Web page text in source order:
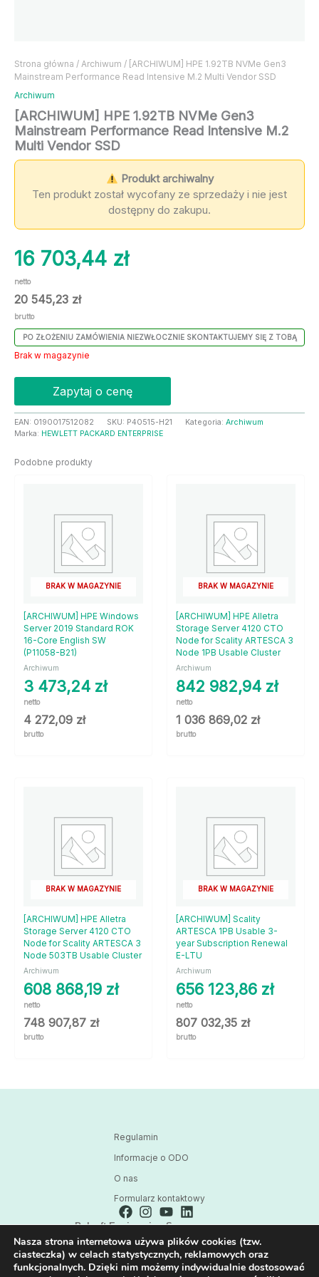
Strona główna / Archiwum / [ARCHIWUM] HPE 1.92TB NVMe Gen3
Mainstream Performance Read Intensive M.2 Multi Vendor SSD
Archiwum
[ARCHIWUM] HPE 1.92TB NVMe Gen3
Mainstream Performance Read Intensive M.2
Multi Vendor SSD
Produkt archiwalny
Ten produkt został wycofany ze sprzedaży i nie jest
dostępny do zakupu.
16 703,44 zł
netto
20 545,23 zł
brutto
PO ZŁOŻENIU ZAMÓWIENIA NIEZWŁOCZNIE SKONTAKTUJEMY SIĘ Z TOBĄ
Brak w magazynie
Zapytaj o cenę
EAN: 0190017512082 SKU: P40515-H21 Kategoria: Archiwum
Marka: HEWLETT PACKARD ENTERPRISE
Podobne produkty
BRAK W MAGAZYNIE
[ARCHIWUM] HPE Windows
Server 2019 Standard ROK
16-Core English SW
(P11058-B21)
Archiwum
3 473,24 zł
netto
4 272,09 zł
brutto
BRAK W MAGAZYNIE
[ARCHIWUM] HPE Alletra
Storage Server 4120 CTO
Node for Scality ARTESCA 3
Node 1PB Usable Cluster
Archiwum
842 982,94 zł
netto
1 036 869,02 zł
brutto
BRAK W MAGAZYNIE
[ARCHIWUM] HPE Alletra
Storage Server 4120 CTO
Node for Scality ARTESCA 3
Node 503TB Usable Cluster
Archiwum
608 868,19 zł
netto
748 907,87 zł
brutto
BRAK W MAGAZYNIE
[ARCHIWUM] Scality
ARTESCA 1PB Usable 3-
year Subscription Renewal
E-LTU
Archiwum
656 123,86 zł
netto
807 032,35 zł
brutto
Regulamin
Informacje o ODO
O nas
Formularz kontaktowy
Polsoft Engineering Sp. z o.o.
ul. 73 Pułku Piechoty 1, 40-467 Katowice
Skontaktuj się z nami:
Nasza strona internetowa używa plików cookies (tzw.
ciasteczka) w celach statystycznych, reklamowych oraz
funkcjonalnych. Dzięki nim możemy indywidualnie dostosować